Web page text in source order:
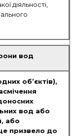
діяльності,
вод
об’єктів),
вод або
або
призвело до